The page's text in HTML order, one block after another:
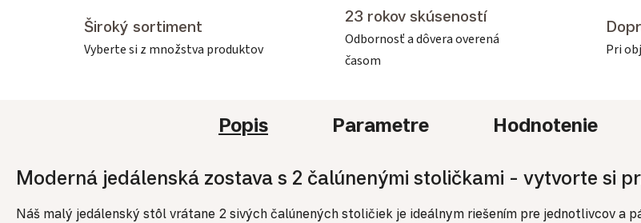
Široký sortiment
Vyberte si z množstva produktov
23 rokov skúseností
Odbornosť a dôvera overená
časom
Pri
Popis Parametre Hodnotenie
Moderná jedálenská zostava s 2 čalúnenými stoličkami - vytvorte si
Náš malý jedálenský stôl vrátane 2 sivých čalúnených stoličiek je ideálnym riešením pre jednotlivcov a